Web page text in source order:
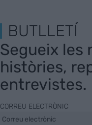
BUTLLETÍ
Segueix les
històries,
entrevistes.
CORREU ELECTRÒNIC